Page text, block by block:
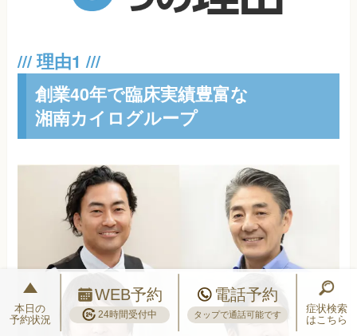
創業40年で臨床実績豊富な
湘南カイログループ
本日の
予約状況
WEB予約
24時間受付中
電話予約
タップで通話可能です
症状検索
はこちら